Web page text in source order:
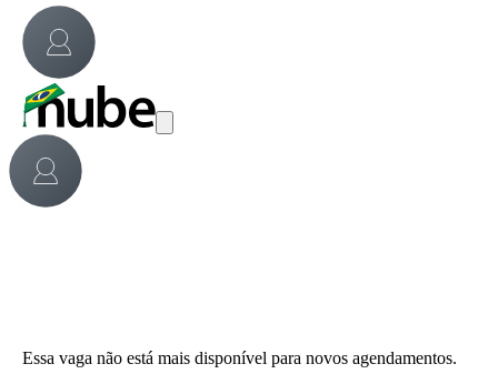
Essa vaga não está mais disponível para novos agendamentos.